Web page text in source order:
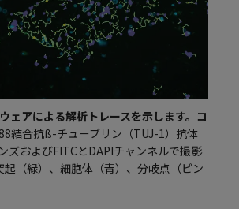
アによる解析トレースを示します。コ
結合抗ß-チューブリン（TUJ-1）抗体
ズおよびFITCとDAPIチャンネルで撮影
（緑）、細胞体（青）、分岐点（ピン